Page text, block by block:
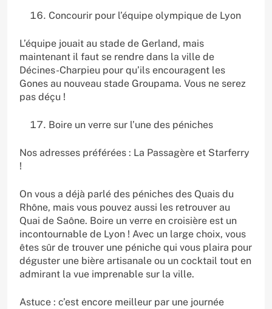
Concourir pour l’équipe olympique de Lyon
L’équipe jouait au stade de Gerland, mais
maintenant il faut se rendre dans la ville de
Décines-Charpieu pour qu’ils encouragent les
Gones au nouveau stade Groupama. Vous ne serez
pas déçu !
Boire un verre sur l’une des péniches
Nos adresses préférées : La Passagère et Starferry
!
On vous a déjà parlé des péniches des Quais du
Rhône, mais vous pouvez aussi les retrouver au
Quai de Saône. Boire un verre en croisière est un
incontournable de Lyon ! Avec un large choix, vous
êtes sûr de trouver une péniche qui vous plaira pour
déguster une bière artisanale ou un cocktail tout en
admirant la vue imprenable sur la ville.
Astuce : c’est encore meilleur par une journée